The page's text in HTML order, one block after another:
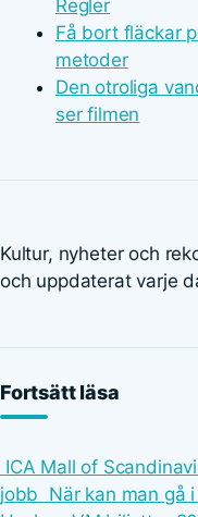
Regler
Få bort fläckar
metoder
Den otroliga
ser filmen
Kultur, nyheter och
och uppdaterat varje
Fortsätt läsa
ICA Mall of
jobb När kan man gå